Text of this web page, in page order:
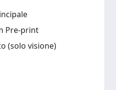
Pre-print
(solo visione)